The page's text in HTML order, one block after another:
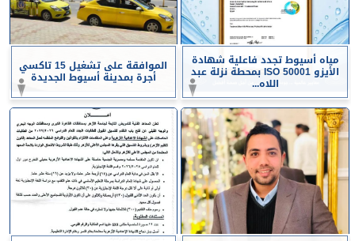
مياه أسيوط تجدد فاعلية شهادة
الأيزو ISO 50001 بمحطة نزلة عبد
اللاه...
الموافقة على تشغيل 15 تاكسي
أجرة بمدينة أسيوط الجديدة